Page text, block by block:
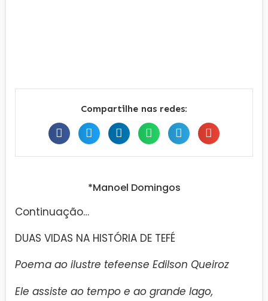
Compartilhe nas redes:
*Manoel Domingos
Continuação…
DUAS VIDAS NA HISTÓRIA DE TEFÉ
Poema ao ilustre tefeense Edilson Queiroz
Ele assiste ao tempo e ao grande lago,